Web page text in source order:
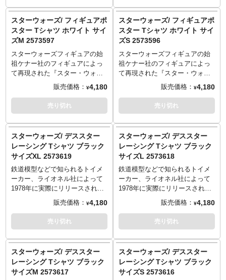
サイズ
S：着丈65／身幅49／肩幅42／
袖丈19cm
M：着丈69／身幅52／肩幅46／
袖丈20cm
L：着丈73／身幅55／肩幅50／
XL：着丈77／身幅58／肩幅54／
袖丈24cm
サイズ
S：着丈65／身幅49／肩幅42／
袖丈19cm
M：着丈69／身幅52／肩幅46／
袖丈20cm
L：着丈73／身幅55／肩幅50／
XL：着丈77／身幅58／肩幅54／
袖丈24cm
スターウォーズ/ フィギュアポ
スター Tシャツ ホワイト サイ
ズM 2573597
スターウォーズフィギュアの始
祖ケナー社のフィギュアによっ
て再現された『スター・ウォー
ズ エピソード4／新たなる希
望』のポスターアートをデザイ
ンしたTシャツ。ケナー版だから
こそのちょこんとしたライトセ
サイズ
S：着丈65／身幅49／肩幅42／
袖丈19cm
M：着丈69／身幅52／肩幅46／
袖丈20cm
L：着丈73／身幅55／肩幅50／
XL：着丈77／身幅58／肩幅54／
袖丈24cm
販売価格： ¥4,180
売り切れ
スターウォーズ/ フィギュアポ
スター Tシャツ ホワイト サイ
ズS 2573596
スターウォーズフィギュアの始
祖ケナー社のフィギュアによっ
て再現された『スター・ウォー
ズ エピソード4／新たなる希
望』のポスターアートをデザイ
ンしたTシャツ。ケナー版だから
こそのちょこんとしたライトセ
サイズ
S：着丈65／身幅49／肩幅42／
袖丈19cm
M：着丈69／身幅52／肩幅46／
袖丈20cm
L：着丈73／身幅55／肩幅50／
XL：着丈77／身幅58／肩幅54／
袖丈24cm
販売価格： ¥4,180
売り切れ
スターウォーズ/ デススター
レーシング Tシャツ ブラック
サイズXL 2573619
鉄道模型などで知られるトイメ
ーカー、ライオネル社によって
1978年に実際にリリースされた
「Star Wars Duel at Death Star
Racing Set」のインパクトある
パッケージデザインを元にした
知る人ぞ知るなTシャツが登場！
る！
サイズ
S：着丈65／身幅49／肩幅42／
販売価格： ¥4,180
売り切れ
スターウォーズ/ デススター
レーシング Tシャツ ブラック
サイズL 2573618
鉄道模型などで知られるトイメ
ーカー、ライオネル社によって
1978年に実際にリリースされた
「Star Wars Duel at Death Star
Racing Set」のインパクトある
パッケージデザインを元にした
知る人ぞ知るなTシャツが登場！
る！
サイズ
S：着丈65／身幅49／肩幅42／
販売価格： ¥4,180
売り切れ
スターウォーズ/ デススター
レーシング Tシャツ ブラック
サイズM 2573617
スターウォーズ/ デススター
レーシング Tシャツ ブラック
サイズS 2573616